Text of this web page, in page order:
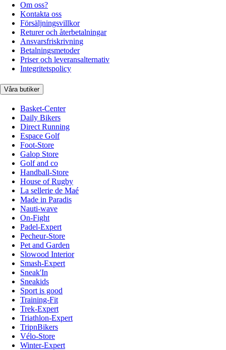
Om oss?
Kontakta oss
Försäljningsvillkor
Returer och återbetalningar
Ansvarsfriskrivning
Betalningsmetoder
Priser och leveransalternativ
Integritetspolicy
Våra butiker
Basket-Center
Daily Bikers
Direct Running
Espace Golf
Foot-Store
Galop Store
Golf and co
Handball-Store
House of Rugby
La sellerie de Maé
Made in Paradis
Nauti-wave
On-Fight
Padel-Expert
Pecheur-Store
Pet and Garden
Slowood Interior
Smash-Expert
Sneak'In
Sneakids
Sport is good
Training-Fit
Trek-Expert
Triathlon-Expert
TripnBikers
Vélo-Store
Winter-Expert